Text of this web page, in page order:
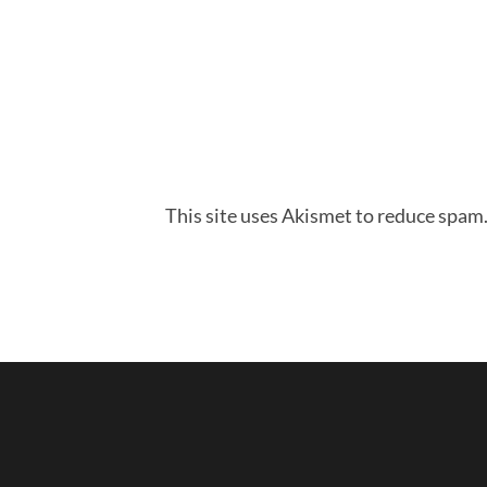
This site uses Akismet to reduce spam.